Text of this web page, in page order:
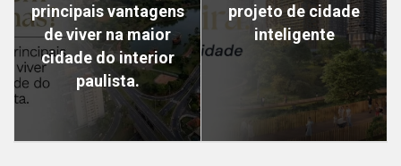
principais vantagens
de viver na maior
cidade do interior
paulista.
projeto de cidade
inteligente